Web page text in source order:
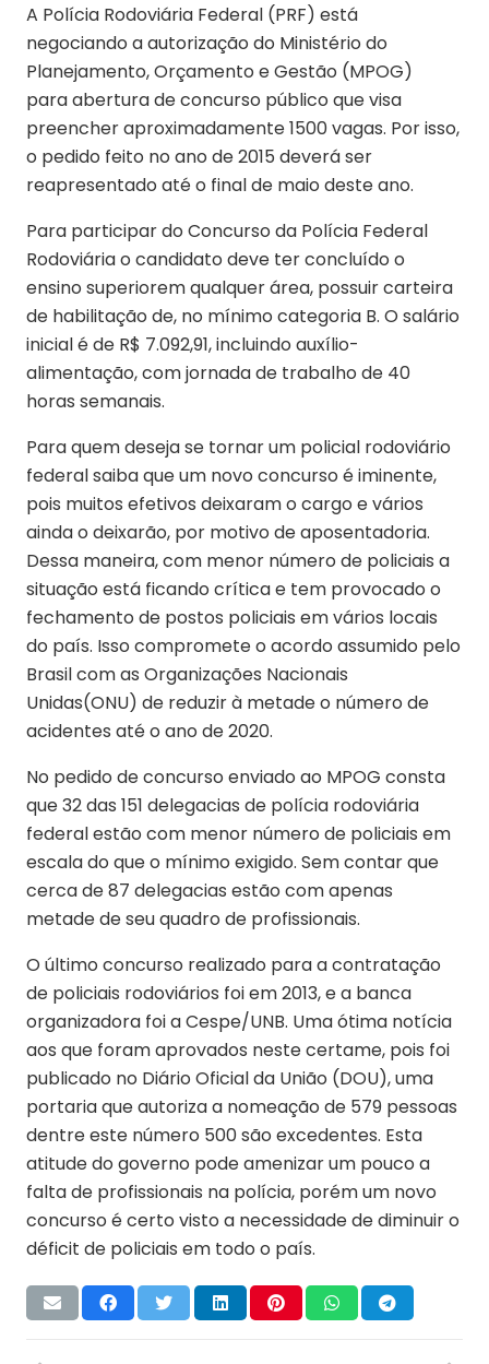
A Polícia Rodoviária Federal (PRF) está
negociando a autorização do Ministério do
Planejamento, Orçamento e Gestão (MPOG)
para abertura de concurso público que visa
preencher aproximadamente 1500 vagas. Por isso,
o pedido feito no ano de 2015 deverá ser
reapresentado até o final de maio deste ano.
Para participar do Concurso da Polícia Federal
Rodoviária o candidato deve ter concluído o
ensino superiorem qualquer área, possuir carteira
de habilitação de, no mínimo categoria B. O salário
inicial é de R$ 7.092,91, incluindo auxílio-
alimentação, com jornada de trabalho de 40
horas semanais.
Para quem deseja se tornar um policial rodoviário
federal saiba que um novo concurso é iminente,
pois muitos efetivos deixaram o cargo e vários
ainda o deixarão, por motivo de aposentadoria.
Dessa maneira, com menor número de policiais a
situação está ficando crítica e tem provocado o
fechamento de postos policiais em vários locais
do país. Isso compromete o acordo assumido pelo
Brasil com as Organizações Nacionais
Unidas(ONU) de reduzir à metade o número de
acidentes até o ano de 2020.
No pedido de concurso enviado ao MPOG consta
que 32 das 151 delegacias de polícia rodoviária
federal estão com menor número de policiais em
escala do que o mínimo exigido. Sem contar que
cerca de 87 delegacias estão com apenas
metade de seu quadro de profissionais.
O último concurso realizado para a contratação
de policiais rodoviários foi em 2013, e a banca
organizadora foi a Cespe/UNB. Uma ótima notícia
aos que foram aprovados neste certame, pois foi
publicado no Diário Oficial da União (DOU), uma
portaria que autoriza a nomeação de 579 pessoas
dentre este número 500 são excedentes. Esta
atitude do governo pode amenizar um pouco a
falta de profissionais na polícia, porém um novo
concurso é certo visto a necessidade de diminuir o
déficit de policiais em todo o país.